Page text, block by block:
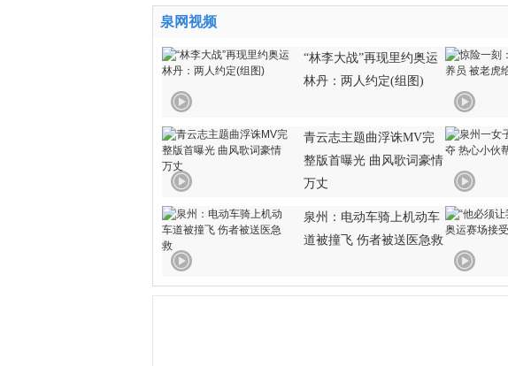
泉网视频
“林李大战”再现里约奥运
林丹：两人约定(组图)
青云志主题曲浮诛MV完
整版首曝光 曲风歌词豪情
万丈
泉州：电动车骑上机动车
道被撞飞 伤者被送医急救